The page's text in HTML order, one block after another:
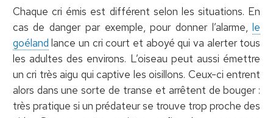
Chaque cri émis est différent selon les situations. En
cas de danger par exemple, pour donner l’alarme,le
goéland lance un cri court et aboyé qui va alerter tous
les adultes des environs. L’oiseau peut aussi émettre
un cri très aigu qui captive les oisillons. Ceux-ci entrent
alors dans une sorte de transe et arrêtent de bouger :
très pratique si un prédateur se trouve trop proche des